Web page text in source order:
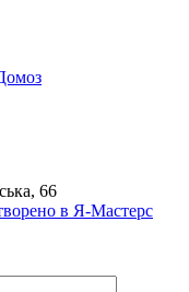
66
в Я-Мастерс